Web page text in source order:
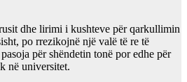
dhe lirimi i kushteve për qarkullimin
po rrezikojnë një valë të re të
për shëndetin tonë por edhe për
në universitet.